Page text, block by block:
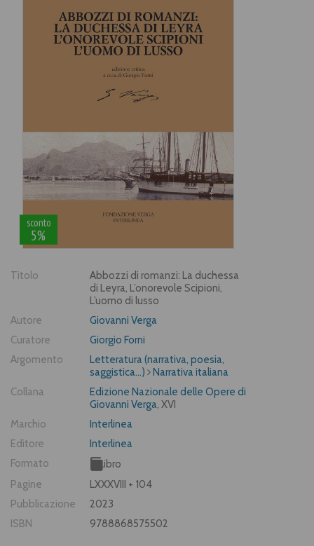
sconto
5%
Titolo
Abbozzi di romanzi: La duchessa
di Leyra, L’onorevole Scipioni,
L’uomo di lusso
Autore
Giovanni Verga
Curatore
Giorgio Forni
Argomento
Letteratura (narrativa, poesia,
saggistica...)
Narrativa italiana
Collana
Edizione Nazionale delle Opere di
Giovanni Verga, XVI
Marchio
Interlinea
Editore
Interlinea
Formato
Libro
Pagine
LXXXVIII + 104
Pubblicazione
2023
ISBN
9788868575502